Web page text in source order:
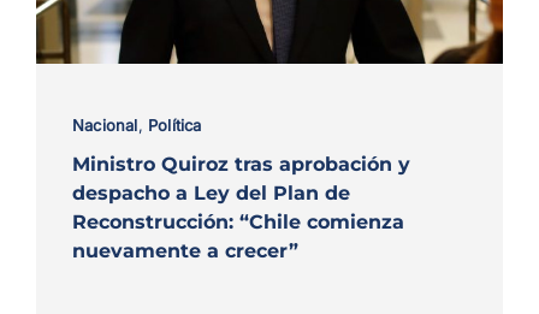
Nacional, Política
Ministro Quiroz tras aprobación y
despacho a Ley del Plan de
Reconstrucción: “Chile comienza
nuevamente a crecer”